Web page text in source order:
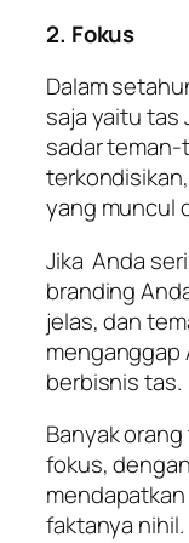
2. Fokus
Dalam
saja yaitu tas
sadar teman-
yang muncul
Jika Anda
branding
jelas, dan
menganggap
berbisnis tas.
Banyak
fokus,
faktanya nihil.